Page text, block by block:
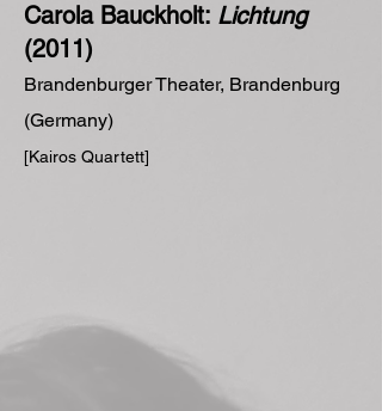
Carola Bauckholt: Lichtung
(2011)
Brandenburger Theater, Brandenburg
(Germany)
[Kairos Quartett]